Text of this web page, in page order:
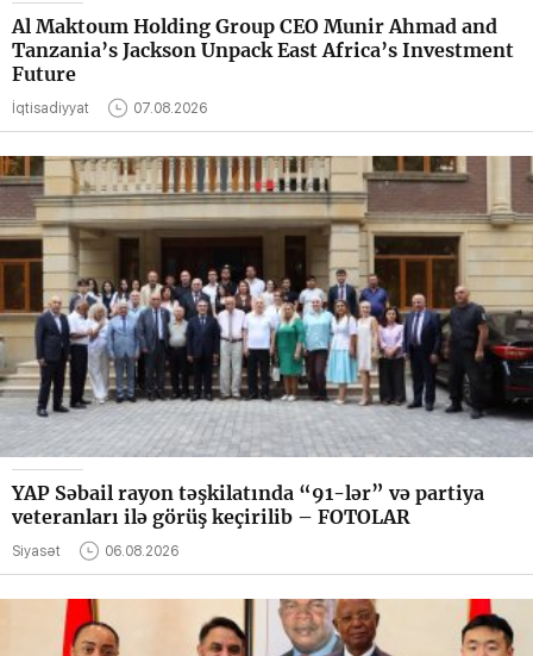
Al Maktoum Holding Group CEO Munir Ahmad and
Tanzania’s Jackson Unpack East Africa’s Investment
Future
İqtisadiyyat 07.08.2026
YAP Səbail rayon təşkilatında “91-lər” və partiya
veteranları ilə görüş keçirilib – FOTOLAR
Siyasət 06.08.2026